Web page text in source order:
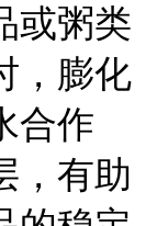
或粥类
，膨化
合作
，有助